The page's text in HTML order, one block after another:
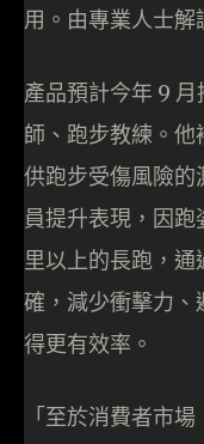
用。由專業人士解
產品預計今年 9
師、跑步教練。
供跑步受傷風險的
員提升表現，因
里以上的長跑，
確，減少衝擊力
得更有效率。
「至於消費者市